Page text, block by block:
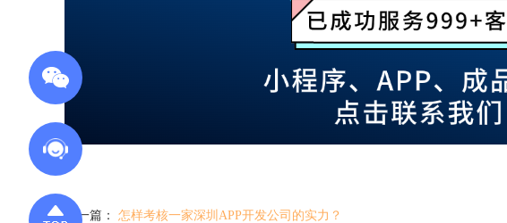
上一篇： 怎样考核一家深圳APP开发公司的实力？